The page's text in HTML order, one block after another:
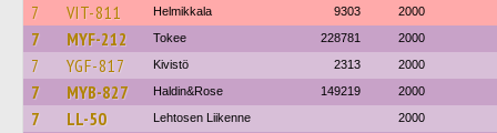
7 VIT-811 Helmikkala 9303 2000
7 MYF-212 Tokee 228781 2000
7 YGF-817 Kivistö 2313 2000
7 MYB-827 Haldin&Rose 149219 2000
7 LL-50 Lehtosen Liikenne 2000